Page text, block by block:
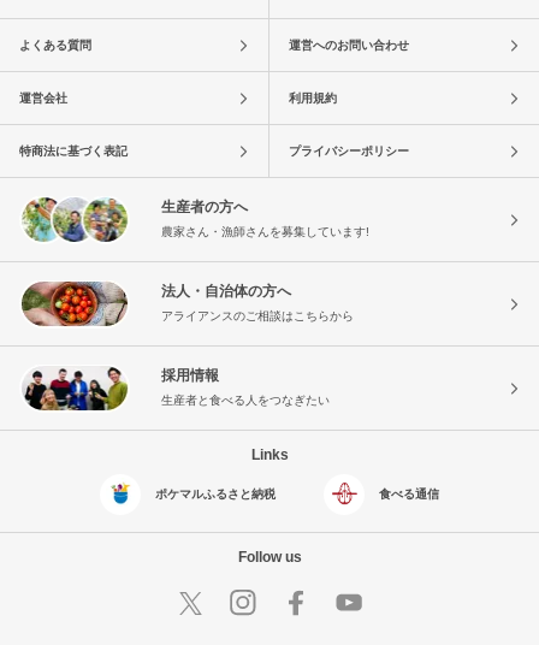
よくある質問 運営へのお問い合わせ
運営会社 利用規約
特商法に基づく表記 プライバシーポリシー
生産者の方へ
農家さん・漁師さんを募集しています!
法人・自治体の方へ
アライアンスのご相談はこちらから
採用情報
生産者と食べる人をつなぎたい
Links
ポケマルふるさと納税 食べる通信
Follow us